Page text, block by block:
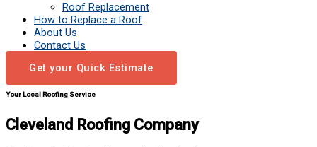
Roof Replacement
How to Replace a Roof
About Us
Contact Us
Get your Quick Estimate
Your Local Roofing Service
Cleveland Roofing Company